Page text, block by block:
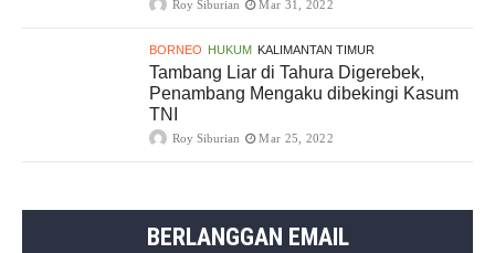
Roy Siburian Mar 31, 2022
BORNEO HUKUM KALIMANTAN TIMUR
Tambang Liar di Tahura Digerebek,
Penambang Mengaku dibekingi Kasum
TNI
Roy Siburian Mar 25, 2022
BERLANGGAN EMAIL